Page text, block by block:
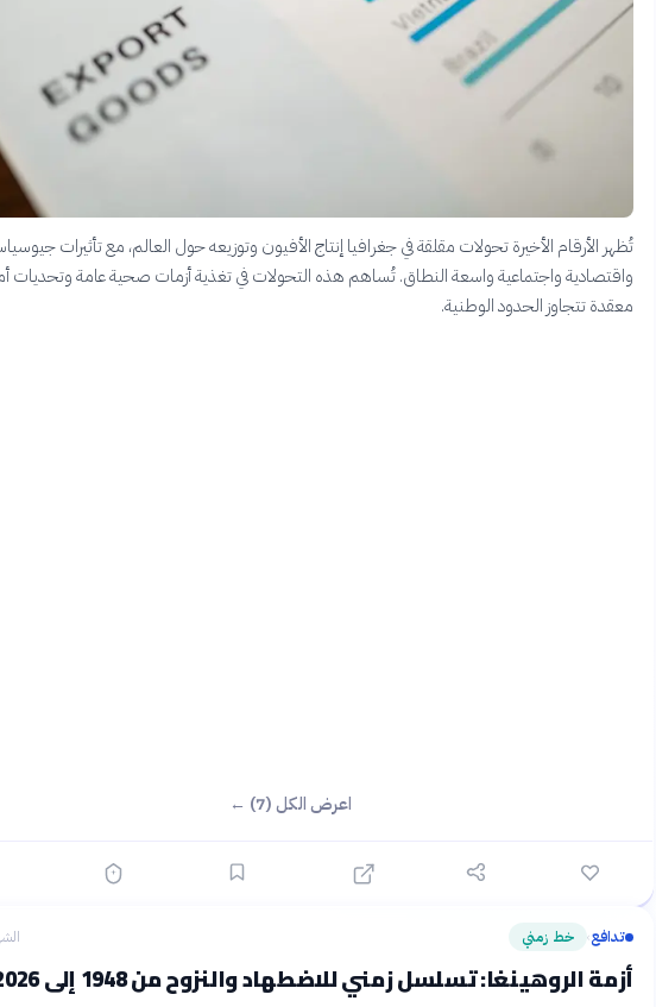
تُظهر الأرقام الأخيرة تحولات مقلقة في جغرافيا إنتاج الأفيون وتوزيعه حول العالم، مع تأثيرات
واقتصادية واجتماعية واسعة النطاق. تُساهم هذه التحولات في تغذية أزمات صحية عامة وتحديات
معقدة تتجاوز الحدود الوطنية.
اعرض الكل (7) ←
تدافع› خط زمني
أزمة الروهينغا: تسلسل زمني للاضطهاد والنزوح من 1948 إلى 2026